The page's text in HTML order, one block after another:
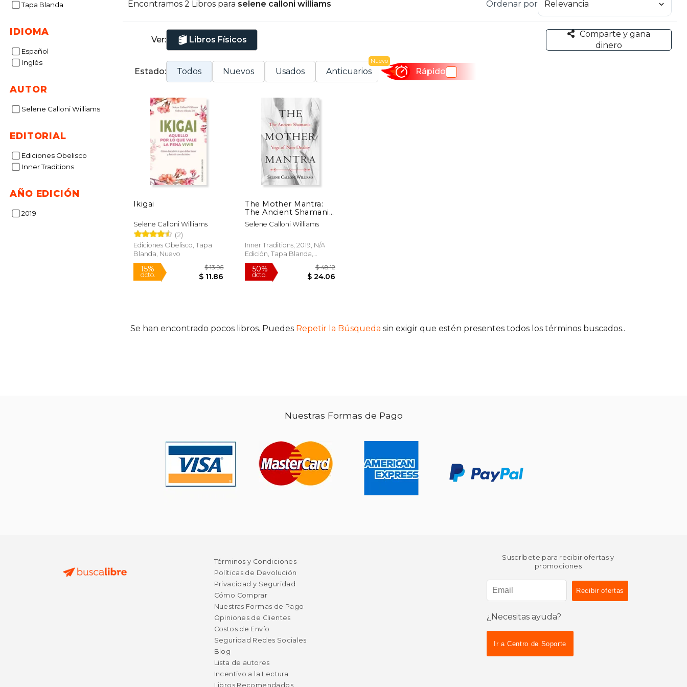
Tapa Blanda
IDIOMA
Español
Inglés
AUTOR
Selene Calloni Williams
EDITORIAL
Ediciones Obelisco
Inner Traditions
AÑO EDICIÓN
2019
Encontramos 2 Libros para selene calloni williams Ordenar por
Ver: Libros Físicos
Comparte y gana
dinero
Estado: Todos Nuevos Usados Anticuarios
Nuevo
Rápido
Ikigai
Selene Calloni Williams
(2)
Ediciones Obelisco, Tapa
Blanda, Nuevo
15%
dcto. $ 11.86
The Mother Mantra:
The Ancient Shamanic
Yoga of Non-Duality
(en Inglés)
Selene Calloni Williams
Inner Traditions, 2019, N/A
Edición, Tapa Blanda,
Nuevo
50%
dcto. $ 24.06
Se han encontrado pocos libros. Puedes Repetir la Búsqueda sin exigir que estén presentes todos los términos buscados..
Nuestras Formas de Pago
Términos y Condiciones
Políticas de Devolución
Privacidad y Seguridad
Cómo Comprar
Nuestras Formas de Pago
Opiniones de Clientes
Costos de Envío
Seguridad Redes Sociales
Blog
Lista de autores
Incentivo a la Lectura
Libros Recomendados
Suscríbete para recibir ofertas y
promociones
¿Necesitas ayuda?
Ir a Centro de Soporte